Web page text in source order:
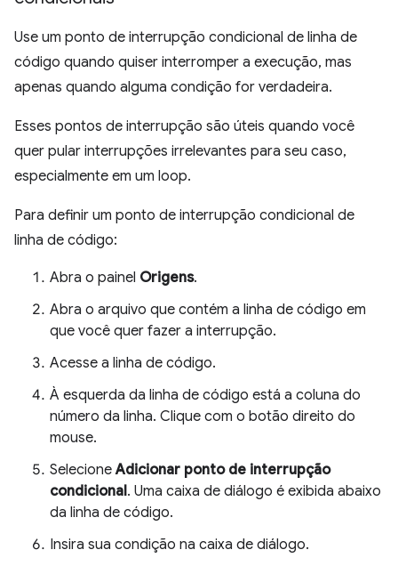
Use um ponto de interrupção condicional de linha de
código quando quiser interromper a execução, mas
apenas quando alguma condição for verdadeira.
Esses pontos de interrupção são úteis quando você
quer pular interrupções irrelevantes para seu caso,
especialmente em um loop.
Para definir um ponto de interrupção condicional de
linha de código:
Abra o painel Origens.
Abra o arquivo que contém a linha de código em
que você quer fazer a interrupção.
Acesse a linha de código.
À esquerda da linha de código está a coluna do
número da linha. Clique com o botão direito do
mouse.
SelecioneAdicionar ponto de interrupção
condicional. Uma caixa de diálogo é exibida abaixo
da linha de código.
Insira sua condição na caixa de diálogo.